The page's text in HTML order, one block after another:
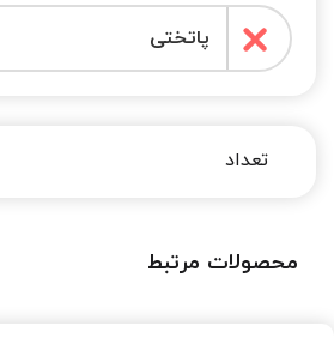
پاتختی
محصولات مرتبط